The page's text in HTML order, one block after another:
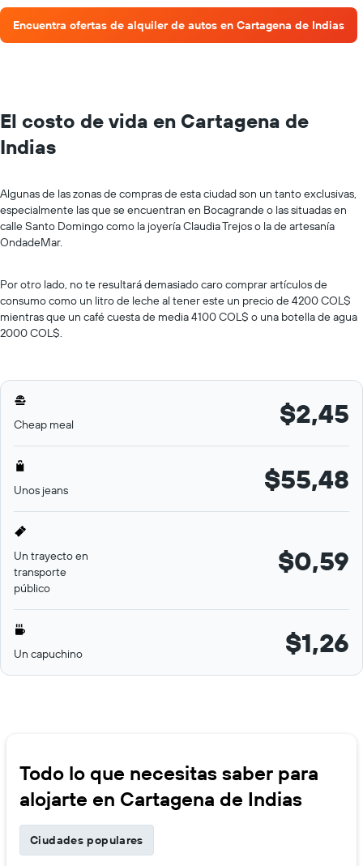
Encuentra ofertas de alquiler de autos en Cartagena de Indias
El costo de vida en Cartagena de
Indias
Algunas de las zonas de compras de esta ciudad son un tanto exclusivas,
especialmente las que se encuentran en Bocagrande o las situadas en
calle Santo Domingo como la joyería Claudia Trejos o la de artesanía
OndadeMar.
Por otro lado, no te resultará demasiado caro comprar artículos de
consumo como un litro de leche al tener este un precio de 4200 COL$
mientras que un café cuesta de media 4100 COL$ o una botella de agua
2000 COL$.
Cheap meal $2,45
Unos jeans $55,48
Un trayecto en
transporte
público
$0,59
Un capuchino $1,26
Todo lo que necesitas saber para
alojarte en Cartagena de Indias
Ciudades populares